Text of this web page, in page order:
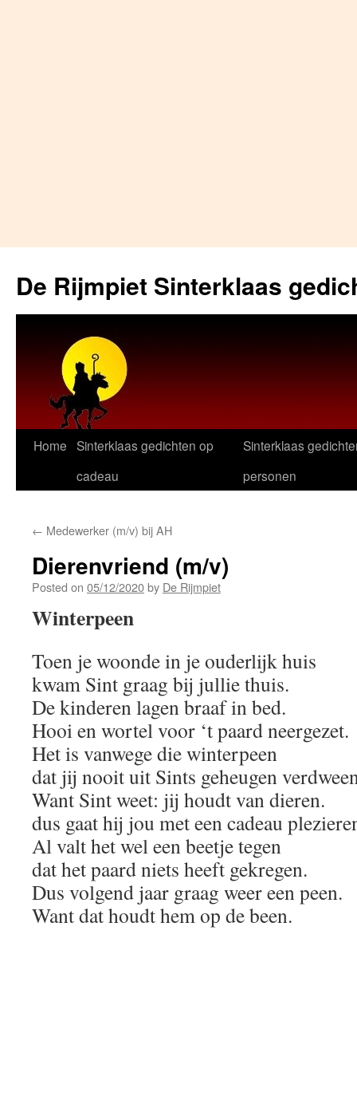
content
De Rijmpiet Sinterklaas
Home Sinterklaas gedichten op
cadeau
Sinterklaas
personen
← Medewerker (m/v) bij AH
Dierenvriend (m/v)
Posted on 05/12/2020by De Rijmpiet
Winterpeen
Toen je woonde in je ouderlijk huis
kwam Sint graag bij jullie thuis.
De kinderen lagen braaf in bed.
Hooi en wortel voor ‘t paard neergezet.
Het is vanwege die winterpeen
dat jij nooit uit Sints geheugen
Want Sint weet: jij houdt van dieren.
dus gaat hij jou met een cadeau
Al valt het wel een beetje tegen
dat het paard niets heeft gekregen.
Dus volgend jaar graag weer een peen.
Want dat houdt hem op de been.